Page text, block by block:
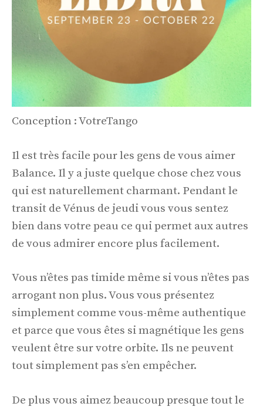
Conception : VotreTango
Il est très facile pour les gens de vous aimer
Balance. Il y a juste quelque chose chez vous
qui est naturellement charmant. Pendant le
transit de Vénus de jeudi vous vous sentez
bien dans votre peau ce qui permet aux autres
de vous admirer encore plus facilement.
Vous n’êtes pas timide même si vous n’êtes pas
arrogant non plus. Vous vous présentez
simplement comme vous-même authentique
et parce que vous êtes si magnétique les gens
veulent être sur votre orbite. Ils ne peuvent
tout simplement pas s’en empêcher.
De plus vous aimez beaucoup presque tout le